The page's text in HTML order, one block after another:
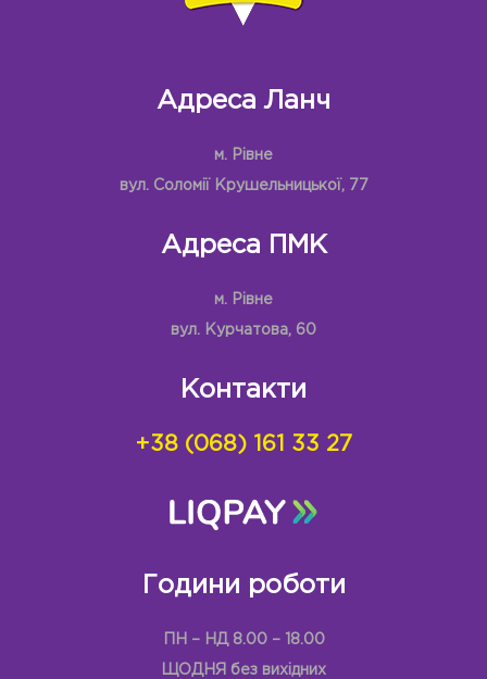
Адреса Ланч
м. Рівне
вул. Соломії Крушельницької, 77
Адреса ПМК
м. Рівне
вул. Курчатова, 60
Контакти
+38 (068) 161 33 27
Години роботи
ПН – НД 8.00 – 18.00
ЩОДНЯ без вихідних